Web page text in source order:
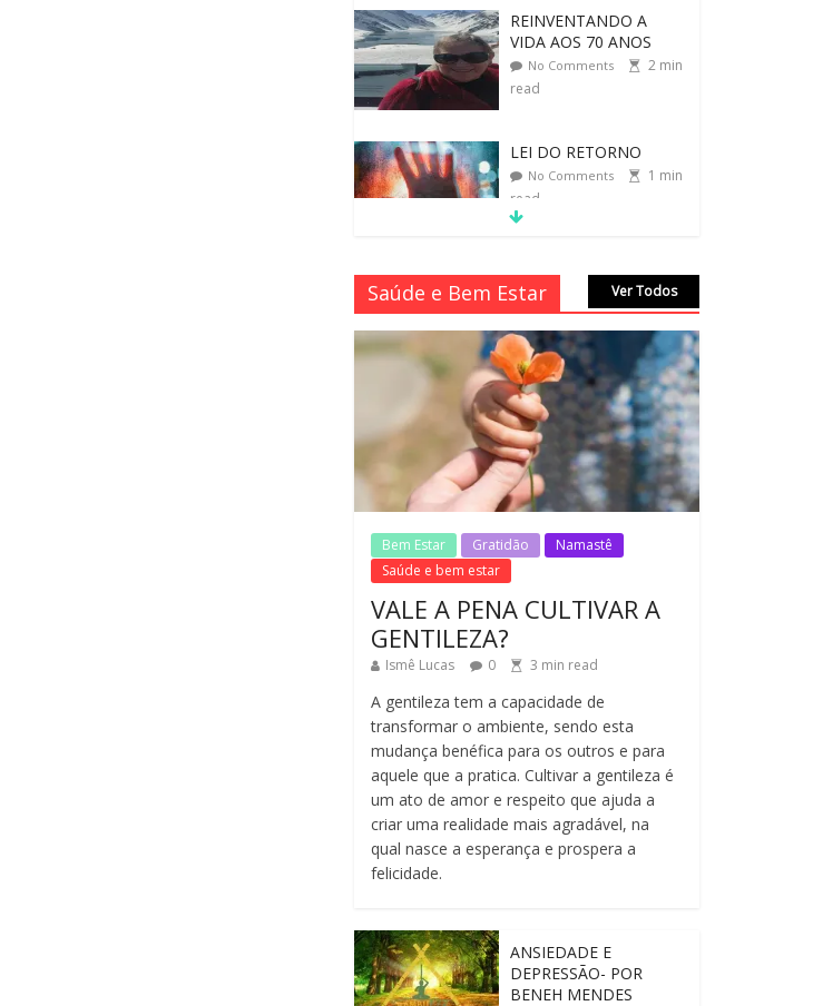
LEI DO RETORNO
No Comments 1
read
O ATO DE ABRAÇAR
1
min
read
MORAL-POR-CIDINHA
CASSIANO & CIDA
SIMONI
No Comments 1min
read
SAGRADA FAMÍLIA –
MAIA SOMEL
No Comments 2min
read
VALE A PENA
CULTIVAR A
GENTILEZA?
No Comments 3min
Saúde e Bem Estar Ver Todos
Bem Estar Gratidão
Namastê
Saúde e bem estar
VALE A PENA CULTIVAR A
GENTILEZA?
Ismê Lucas 0 3 min read
A gentileza tem a capacidade de
transformar o ambiente, sendo esta
mudança benéfica para os outros e para
aquele que a pratica. Cultivar a gentileza é
um ato de amor e respeito que ajuda a
criar uma realidade mais agradável, na
qual nasce a esperança e prospera a
felicidade.
ANSIEDADE E
DEPRESSÃO- POR
BENEH MENDES